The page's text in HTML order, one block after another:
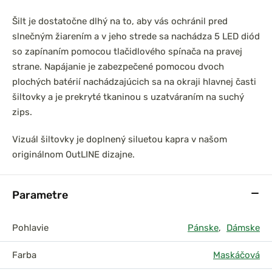
Šilt je dostatočne dlhý na to, aby vás ochránil pred
slnečným žiarením a v jeho strede sa nachádza 5 LED diód
so zapínaním pomocou tlačidlového spínača na pravej
strane. Napájanie je zabezpečené pomocou dvoch
plochých batérií nachádzajúcich sa na okraji hlavnej časti
šiltovky a je prekryté tkaninou s uzatváraním na suchý
zips.
Vizuál šiltovky je doplnený siluetou kapra v našom
originálnom OutLINE dizajne.
Parametre
Pohlavie Pánske, Dámske
Farba Maskáčová